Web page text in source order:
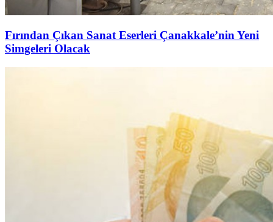
Fırından Çıkan Sanat Eserleri Çanakkale’nin Yeni
Simgeleri Olacak